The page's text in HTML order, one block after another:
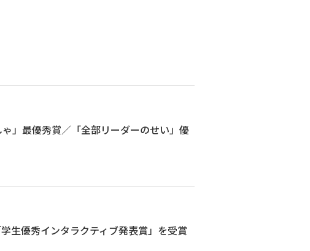
」最優秀賞／「全部リーダーのせい」優
生優秀インタラクティブ発表賞」を受賞